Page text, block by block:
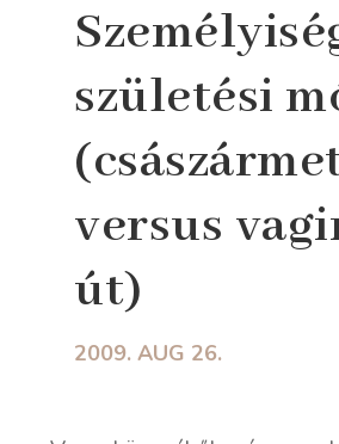
születési
versus
út)
2009. AUG 26.